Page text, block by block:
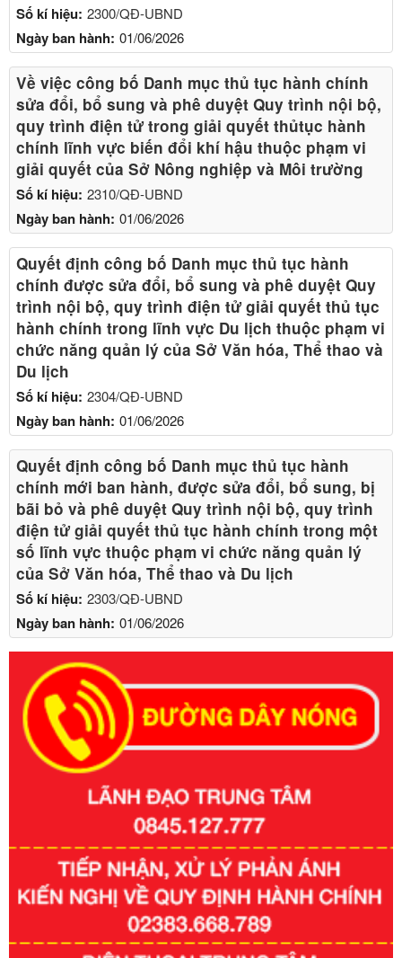
Số kí hiệu: 2300/QĐ-UBND
Ngày ban hành: 01/06/2026
Số kí hiệu: 2310/QĐ-UBND
Ngày ban hành: 01/06/2026
Về việc công bố Danh mục thủ tục hành chính
sửa đổi, bổ sung và phê duyệt Quy trình nội bộ,
quy trình điện tử trong giải quyết thủtục hành
chính lĩnh vực biến đổi khí hậu thuộc phạm vi
giải quyết của Sở Nông nghiệp và Môi trường
Số kí hiệu: 2304/QĐ-UBND
Ngày ban hành: 01/06/2026
Quyết định công bố Danh mục thủ tục hành
chính được sửa đổi, bổ sung và phê duyệt Quy
trình nội bộ, quy trình điện tử giải quyết thủ tục
hành chính trong lĩnh vực Du lịch thuộc phạm vi
chức năng quản lý của Sở Văn hóa, Thể thao và
Du lịch
Số kí hiệu: 2303/QĐ-UBND
Ngày ban hành: 01/06/2026
Quyết định công bố Danh mục thủ tục hành
chính mới ban hành, được sửa đổi, bổ sung, bị
bãi bỏ và phê duyệt Quy trình nội bộ, quy trình
điện tử giải quyết thủ tục hành chính trong một
số lĩnh vực thuộc phạm vi chức năng quản lý
của Sở Văn hóa, Thể thao và Du lịch